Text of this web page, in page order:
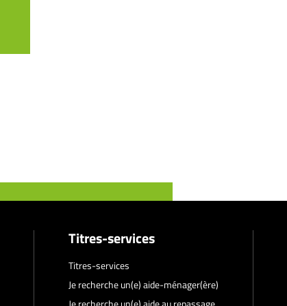
Titres-services
Titres-services
Je recherche un(e) aide-ménager(ère)